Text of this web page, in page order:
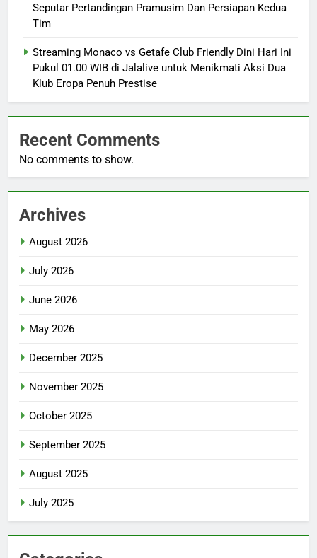
Seputar Pertandingan Pramusim Dan Persiapan Kedua
Tim
Streaming Monaco vs Getafe Club Friendly Dini Hari Ini
Pukul 01.00 WIB di Jalalive untuk Menikmati Aksi Dua
Klub Eropa Penuh Prestise
Recent Comments
No comments to show.
Archives
August 2026
July 2026
June 2026
May 2026
December 2025
November 2025
October 2025
September 2025
August 2025
July 2025